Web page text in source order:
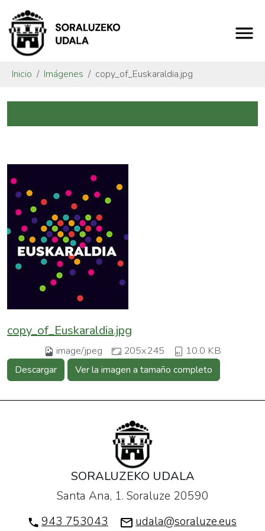
Inicio Imágenes copy_of_Euskaraldia.jpg
copy_of_Euskaraldia.jpg
image/jpeg 205x245 10.0 KB
Descargar Ver la imagen a tamaño completo
SORALUZEKO UDALA
Santa Ana, 1. Soraluze 20590
943 753043
udala@soraluze.eus